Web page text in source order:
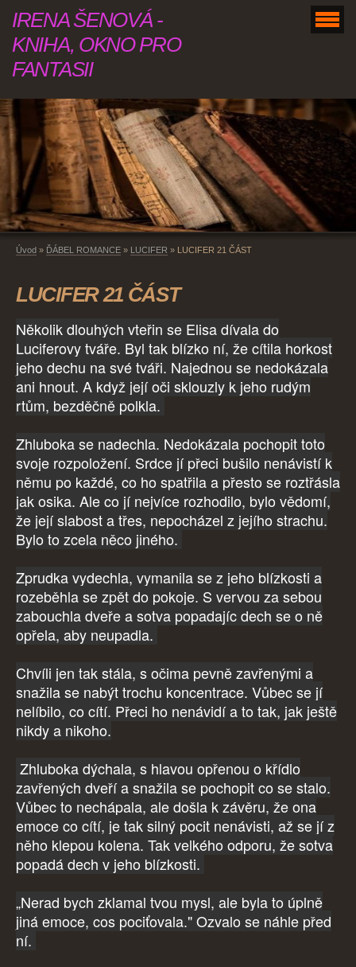
IRENA ŠENOVÁ -
KNIHA, OKNO PRO
FANTASII
Úvod » ĎÁBEL ROMANCE » LUCIFER » LUCIFER 21 ČÁST
LUCIFER 21 ČÁST
Několik dlouhých vteřin se Elisa dívala do
Luciferovy tváře. Byl tak blízko ní, že cítila horkost
jeho dechu na své tváři. Najednou se nedokázala
ani hnout. A když její oči sklouzly k jeho rudým
rtům, bezděčně polkla.
Zhluboka se nadechla. Nedokázala pochopit toto
svoje rozpoložení. Srdce jí přeci bušilo nenávistí k
němu po každé, co ho spatřila a přesto se roztřásla
jak osika. Ale co jí nejvíce rozhodilo, bylo vědomí,
že její slabost a třes, nepocházel z jejího strachu.
Bylo to zcela něco jiného.
Zprudka vydechla, vymanila se z jeho blízkosti a
rozeběhla se zpět do pokoje. S vervou za sebou
zabouchla dveře a sotva popadajíc dech se o ně
opřela, aby neupadla.
Chvíli jen tak stála, s očima pevně zavřenými a
snažila se nabýt trochu koncentrace. Vůbec se jí
nelíbilo, co cítí. Přeci ho nenávidí a to tak, jak ještě
nikdy a nikoho.
Zhluboka dýchala, s hlavou opřenou o křídlo
zavřených dveří a snažila se pochopit co se stalo.
Vůbec to nechápala, ale došla k závěru, že ona
emoce co cítí, je tak silný pocit nenávisti, až se jí z
něho klepou kolena. Tak velkého odporu, že sotva
popadá dech v jeho blízkosti.
„Nerad bych zklamal tvou mysl, ale byla to úplně
jiná emoce, cos pociťovala." Ozvalo se náhle před
ní.